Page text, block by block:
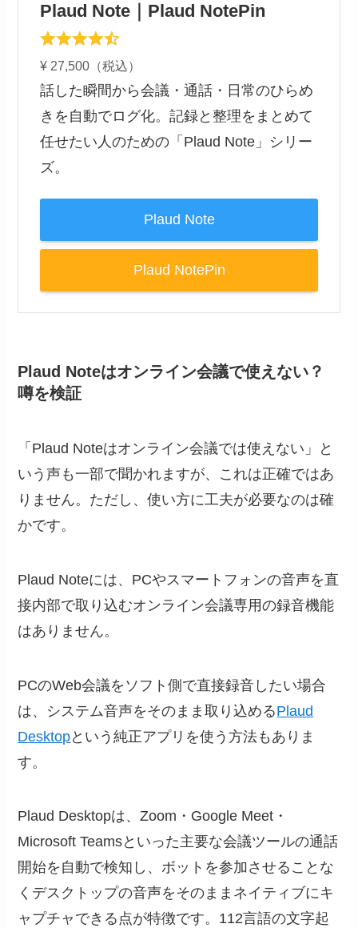
Plaud Note｜Plaud NotePin
¥ 27,500（税込）
話した瞬間から会議・通話・日常のひらめ
きを自動でログ化。記録と整理をまとめて
任せたい人のための「Plaud Note」シリー
ズ。
Plaud Note
Plaud NotePin
Plaud Noteはオンライン会議で使えない？
噂を検証
「Plaud Noteはオンライン会議では使えない」と
いう声も一部で聞かれますが、これは正確ではあ
りません。ただし、使い方に工夫が必要なのは確
かです。
Plaud Noteには、PCやスマートフォンの音声を直
接内部で取り込むオンライン会議専用の録音機能
はありません。
PCのWeb会議をソフト側で直接録音したい場合
は、システム音声をそのまま取り込めるPlaud
Desktopという純正アプリを使う方法もありま
す。
Plaud Desktopは、Zoom・Google Meet・
Microsoft Teamsといった主要な会議ツールの通話
開始を自動で検知し、ボットを参加させることな
くデスクトップの音声をそのままネイティブにキ
ャプチャできる点が特徴です。112言語の文字起